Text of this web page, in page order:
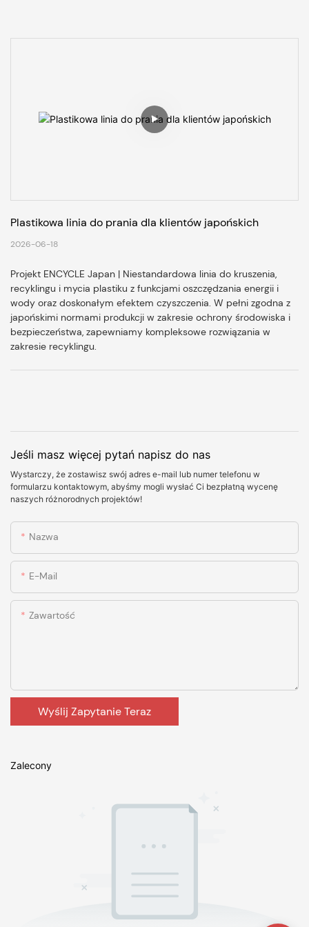
Plastikowa linia do prania dla klientów japońskich
2026-06-18
Projekt ENCYCLE Japan | Niestandardowa linia do kruszenia,
recyklingu i mycia plastiku z funkcjami oszczędzania energii i
wody oraz doskonałym efektem czyszczenia. W pełni zgodna z
japońskimi normami produkcji w zakresie ochrony środowiska i
bezpieczeństwa, zapewniamy kompleksowe rozwiązania w
zakresie recyklingu.
Jeśli masz więcej pytań napisz do nas
Wystarczy, że zostawisz swój adres e-mail lub numer telefonu w
formularzu kontaktowym, abyśmy mogli wysłać Ci bezpłatną wycenę
naszych różnorodnych projektów!
Nazwa
E-Mail
Zawartość
Wyślij Zapytanie Teraz
Zalecony